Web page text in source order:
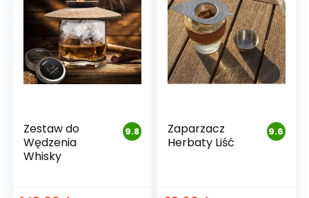
9.8
Zestaw do
Wędzenia
Whisky
9.6
Zaparzacz
Herbaty Liść